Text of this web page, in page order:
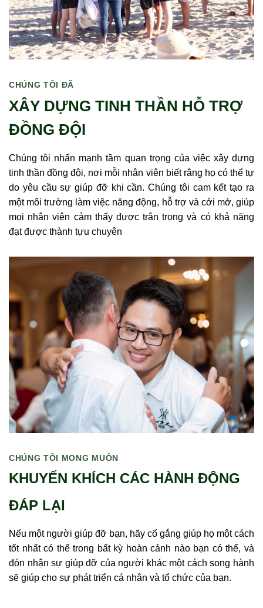
CHÚNG TÔI ĐÃ
XÂY DỰNG TINH THẦN HỖ TRỢ
ĐỒNG ĐỘI
Chúng tôi nhấn mạnh tầm quan trọng của việc xây dựng
tinh thần đồng đội, nơi mỗi nhân viên biết rằng họ có thể tự
do yêu cầu sự giúp đỡ khi cần. Chúng tôi cam kết tạo ra
một môi trường làm việc năng động, hỗ trợ và cởi mở, giúp
mọi nhân viên cảm thấy được trân trọng và có khả năng
đạt được thành tựu chuyên
CHÚNG TÔI MONG MUỐN
KHUYẾN KHÍCH CÁC HÀNH ĐỘNG
ĐÁP LẠI
Nếu một người giúp đỡ bạn, hãy cố gắng giúp họ một cách
tốt nhất có thể trong bất kỳ hoàn cảnh nào bạn có thể, và
đón nhận sự giúp đỡ của người khác một cách song hành
sẽ giúp cho sự phát triển cá nhân và tổ chức của bạn.